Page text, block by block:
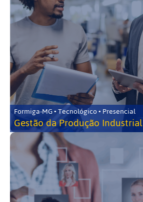
Formiga-MG • Tecnológico • Presencial
Gestão da Produção Industrial